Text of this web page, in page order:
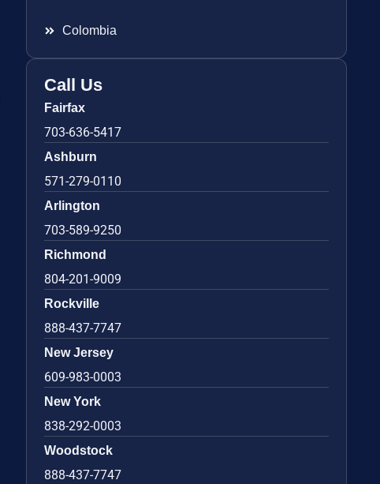
Colombia
Call Us
Fairfax
703-636-5417
Ashburn
571-279-0110
Arlington
703-589-9250
Richmond
804-201-9009
Rockville
888-437-7747
New Jersey
609-983-0003
New York
838-292-0003
Woodstock
888-437-7747